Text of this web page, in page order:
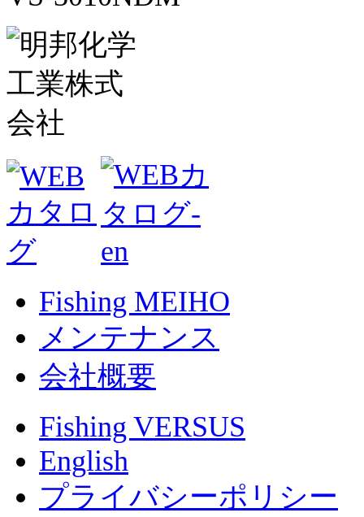
Fishing MEIHO
メンテナンス
会社概要
Fishing VERSUS
English
プライバシーポリシー